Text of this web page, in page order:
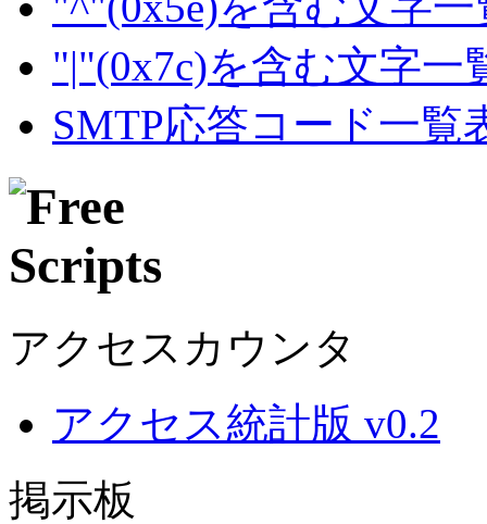
"|"(0x7c)を含む文字一
SMTP応答コード一覧
アクセスカウンタ
アクセス統計版 v0.2
掲示板